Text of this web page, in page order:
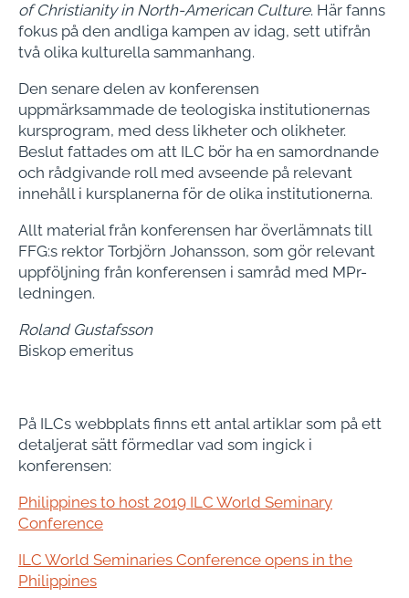
of Christianity in North-American Culture. Här fanns
fokus på den andliga kampen av idag, sett utifrån
två olika kulturella sammanhang.
Den senare delen av konferensen
uppmärksammade de teologiska institutionernas
kursprogram, med dess likheter och olikheter.
Beslut fattades om att ILC bör ha en samordnande
och rådgivande roll med avseende på relevant
innehåll i kursplanerna för de olika institutionerna.
Allt material från konferensen har överlämnats till
FFG:s rektor Torbjörn Johansson, som gör relevant
uppföljning från konferensen i samråd med MPr-
ledningen.
Roland Gustafsson
Biskop emeritus
På ILCs webbplats finns ett antal artiklar som på ett
detaljerat sätt förmedlar vad som ingick i
konferensen:
Philippines to host 2019 ILC World Seminary
Conference
ILC World Seminaries Conference opens in the
Philippines